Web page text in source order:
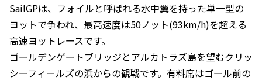
SailGPは、フォイルと呼ばれる水中翼を持った単一型の
ヨットで争われ、最高速度は50ノット(93km/h)を超える
高速ヨットレースです。
ゴールデンゲートブリッジとアルカトラズ島を望むクリッ
シーフィールズの浜からの観戦です。有料席はゴール前の